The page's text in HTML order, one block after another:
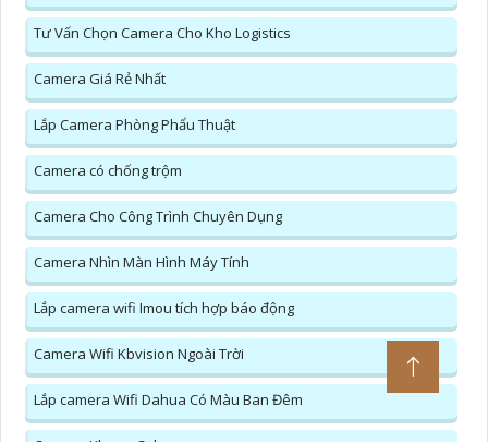
Thông Tin:
Trọn Bộ Camera Dahua Ghi Âm
Lắp Camera Kbvision Trọn Gói
Camera Hikvision Full Hd 1080P
Camera Ip Thân Full Color Hikvision
Camera Hikvision Zoom
Lắp Camera Wifi 360 Full Color Hikvision
Camera Colorvu Có Màu Ban Đêm
Đầu Ghi hình Acusense
Camera Có Đọc Mã QR